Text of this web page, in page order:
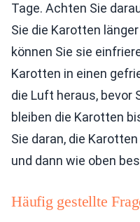
Tage. Achten Sie
Sie die Karotten
können Sie sie
Karotten in einen
die Luft heraus, bevor
bleiben die Karotten
Sie daran, die
und dann wie oben
Häufig gestellte